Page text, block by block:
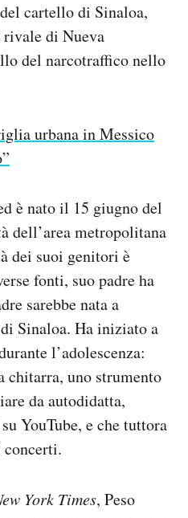
cartello di Sinaloa,
di Nueva
del narcotraffico nello
urbana in Messico
è nato il 15 giugno del
dell’area metropolitana
dei suoi genitori è
fonti, suo padre ha
sarebbe nata a
Sinaloa. Ha iniziato a
l’adolescenza:
chitarra, uno strumento
da autodidatta,
YouTube, e che tuttora
York Times, Peso